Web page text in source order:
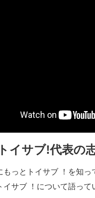
トイサブ!代表の
もっとトイサブ ！を知
イサブ ！について語って